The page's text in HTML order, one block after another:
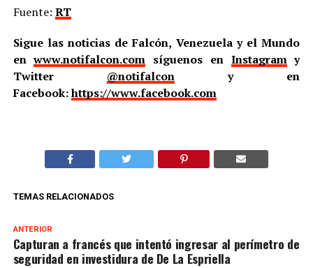
Fuente: RT
Sigue las noticias de Falcón, Venezuela y el Mundo
enwww.notifalcon.com síguenos en Instagramy
Twitter @notifalcony en
Facebook:https://www.facebook.com
TEMAS RELACIONADOS
ANTERIOR
Capturan a francés que intentó ingresar al perímetro de
seguridad en investidura de De La Espriella